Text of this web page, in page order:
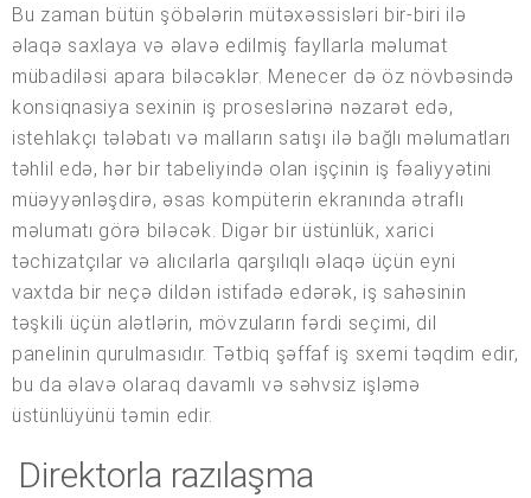
Bu zaman bütün şöbələrin mütəxəssisləri bir-biri ilə
əlaqə saxlaya və əlavə edilmiş fayllarla məlumat
mübadiləsi apara biləcəklər. Menecer də öz növbəsində
konsiqnasiya sexinin iş proseslərinə nəzarət edə,
istehlakçı tələbatı və malların satışı ilə bağlı məlumatları
təhlil edə, hər bir tabeliyində olan işçinin iş fəaliyyətini
müəyyənləşdirə, əsas kompüterin ekranında ətraflı
məlumatı görə biləcək. Digər bir üstünlük, xarici
təchizatçılar və alıcılarla qarşılıqlı əlaqə üçün eyni
vaxtda bir neçə dildən istifadə edərək, iş sahəsinin
təşkili üçün alətlərin, mövzuların fərdi seçimi, dil
panelinin qurulmasıdır. Tətbiq şəffaf iş sxemi təqdim edir,
bu da əlavə olaraq davamlı və səhvsiz işləmə
üstünlüyünü təmin edir.
Direktorla razılaşma